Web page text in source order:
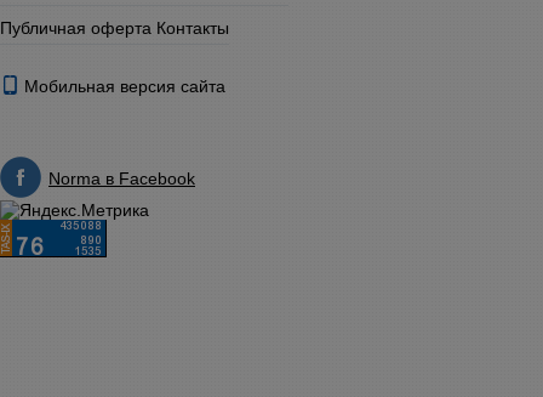
Публичная оферта Контакты
Мобильная версия сайта
Norma в Facebook